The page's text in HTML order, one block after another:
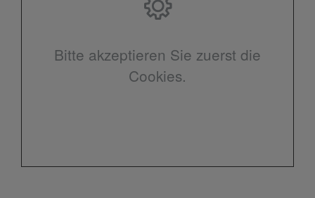
Bitte akzeptieren Sie zuerst die
Cookies.